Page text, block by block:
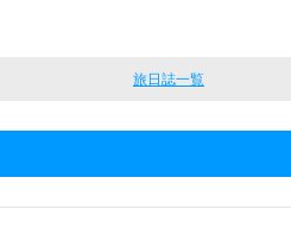
旅日誌一覧